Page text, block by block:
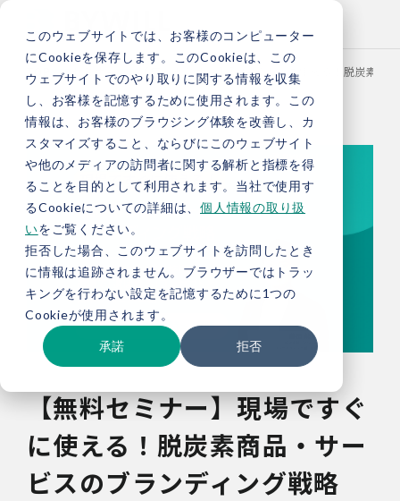
このウェブサイトでは、お客様のコンピューター
にCookieを保存します。このCookieは、この
ウェブサイトでのやり取りに関する情報を収集
し、お客様を記憶するために使用されます。この
情報は、お客様のブラウジング体験を改善し、カ
スタマイズすること、ならびにこのウェブサイト
や他のメディアの訪問者に関する解析と指標を得
ることを目的として利用されます。当社で使用す
るCookieについての詳細は、 個人情報の取り扱
いをご覧ください。
拒否した場合、このウェブサイトを訪問したとき
に情報は追跡されません。ブラウザーではトラッ
キングを行わない設定を記憶するために1つの
Cookieが使用されます。
承諾 拒否
TOP セミナー 【無料セミナー】現場ですぐに使える！脱炭素商
【無料セミナー】現場ですぐ
に使える！脱炭素商品・サー
ビスのブランディング戦略